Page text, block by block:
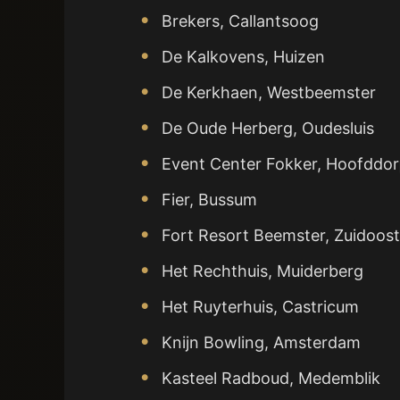
Brekers, Callantsoog
De Kalkovens, Huizen
De Kerkhaen, Westbeemster
De Oude Herberg, Oudesluis
Event Center Fokker,
Fier, Bussum
Fort Resort Beemster,
Het Rechthuis, Muiderberg
Het Ruyterhuis, Castricum
Knijn Bowling, Amsterdam
Kasteel Radboud, Medemblik